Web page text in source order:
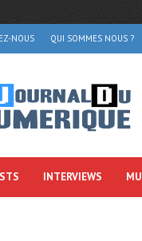
NOUS QUI SOMMES NOUS ?
INTERVIEWS